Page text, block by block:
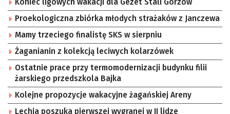
Koniec ligowych wakacji dla Gezet Stali Gorzów
Proekologiczna zbiórka młodych strażaków z Janczewa
Mamy trzeciego finalistę SKS w sierpniu
Żaganianin z kolekcją leciwych kolarzówek
Ostatnie prace przy termomodernizacji budynku filii
żarskiego przedszkola Bajka
Kolejne propozycje wakacyjne żagańskiej Areny
Lechia poszuka pierwszej wygranej w II lidze